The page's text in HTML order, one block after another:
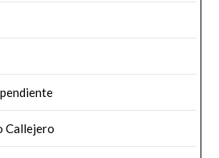
Callejero